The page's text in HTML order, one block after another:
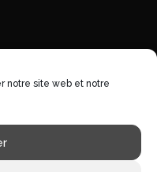
notre site web et notre